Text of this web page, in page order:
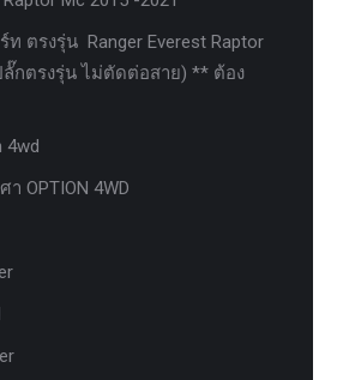
ตรงรุ่น Ranger Everest Raptor
กตรงรุ่น ไม่ตัดต่อสาย) ** ต้อง
4wd
OPTION 4WD